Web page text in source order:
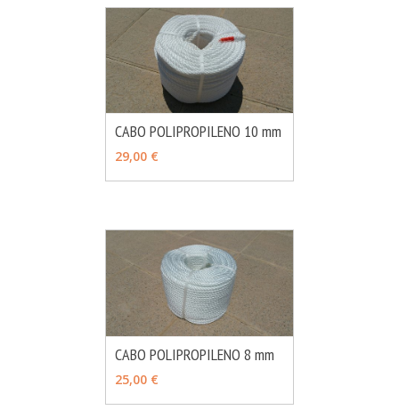
CABO POLIPROPILENO 10 mm
29,00 €
CABO POLIPROPILENO 8 mm
25,00 €